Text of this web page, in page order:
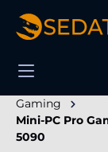
principal
Gaming
Mini-PC Pro
5090